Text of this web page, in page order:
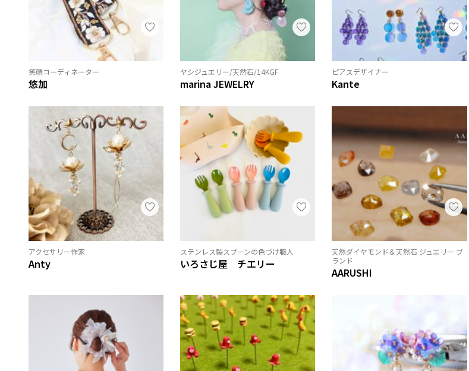
笑顔コーディネーター
悠加
ヤシジュエリー/天然石/14KGF
marina JEWELRY
ピアスデザイナー
Kante
アクセサリー作家
Anty
ステンレス製スプーンの色づけ職人
いろさじ屋 チエリー
天然ダイヤモンド＆天然石 ジュエリー ブ
ランド
AARUSHI